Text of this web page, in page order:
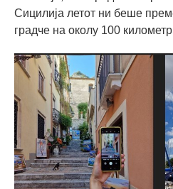
Сицилија летот ни беше
градче на околу 100